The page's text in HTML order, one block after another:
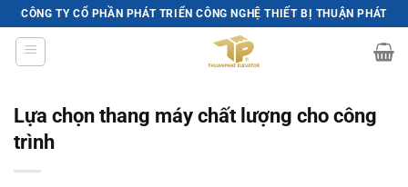
Skip
to
content
CÔNG TY CỔ PHẦN PHÁT TRIỂN CÔNG NGHỆ THIẾT BỊ THUẬN PHÁT
Lựa chọn thang máy chất lượng cho công
trình